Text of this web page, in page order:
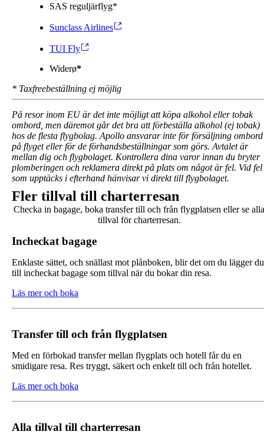
SAS reguljärflyg*
Sunclass Airlines
TUI Fly
Widerø*
* Taxfreebeställning ej möjlig
På resor inom EU är det inte möjligt att köpa alkohol eller tobak
ombord, men däremot går det bra att förbeställa alkohol (ej tobak)
hos de flesta flygbolag. Apollo ansvarar inte för försäljning ombord
på flyget eller för de förhandsbeställningar som görs. Avtalet är
mellan dig och flygbolaget. Kontrollera dina varor innan du bryter
plomberingen och reklamera direkt på plats om något är fel. Vid fel
som upptäcks i efterhand hänvisar vi direkt till flygbolaget.
Fler tillval till charterresan
Checka in bagage, boka transfer till och från flygplatsen eller se alla
tillval för charterresan.
Incheckat bagage
Enklaste sättet, och snällast mot plånboken, blir det om du lägger du
till incheckat bagage som tillval när du bokar din resa.
Läs mer och boka
Transfer till och från flygplatsen
Med en förbokad transfer mellan flygplats och hotell får du en
smidigare resa. Res tryggt, säkert och enkelt till och från hotellet.
Läs mer och boka
Alla tillval till charterresan